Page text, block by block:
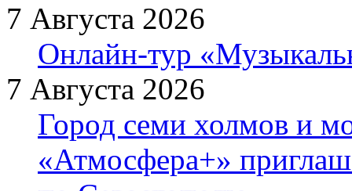
7 Августа 2026
Онлайн-тур
7 Августа 2026
Город семи холмов и
«Атмосфера+»